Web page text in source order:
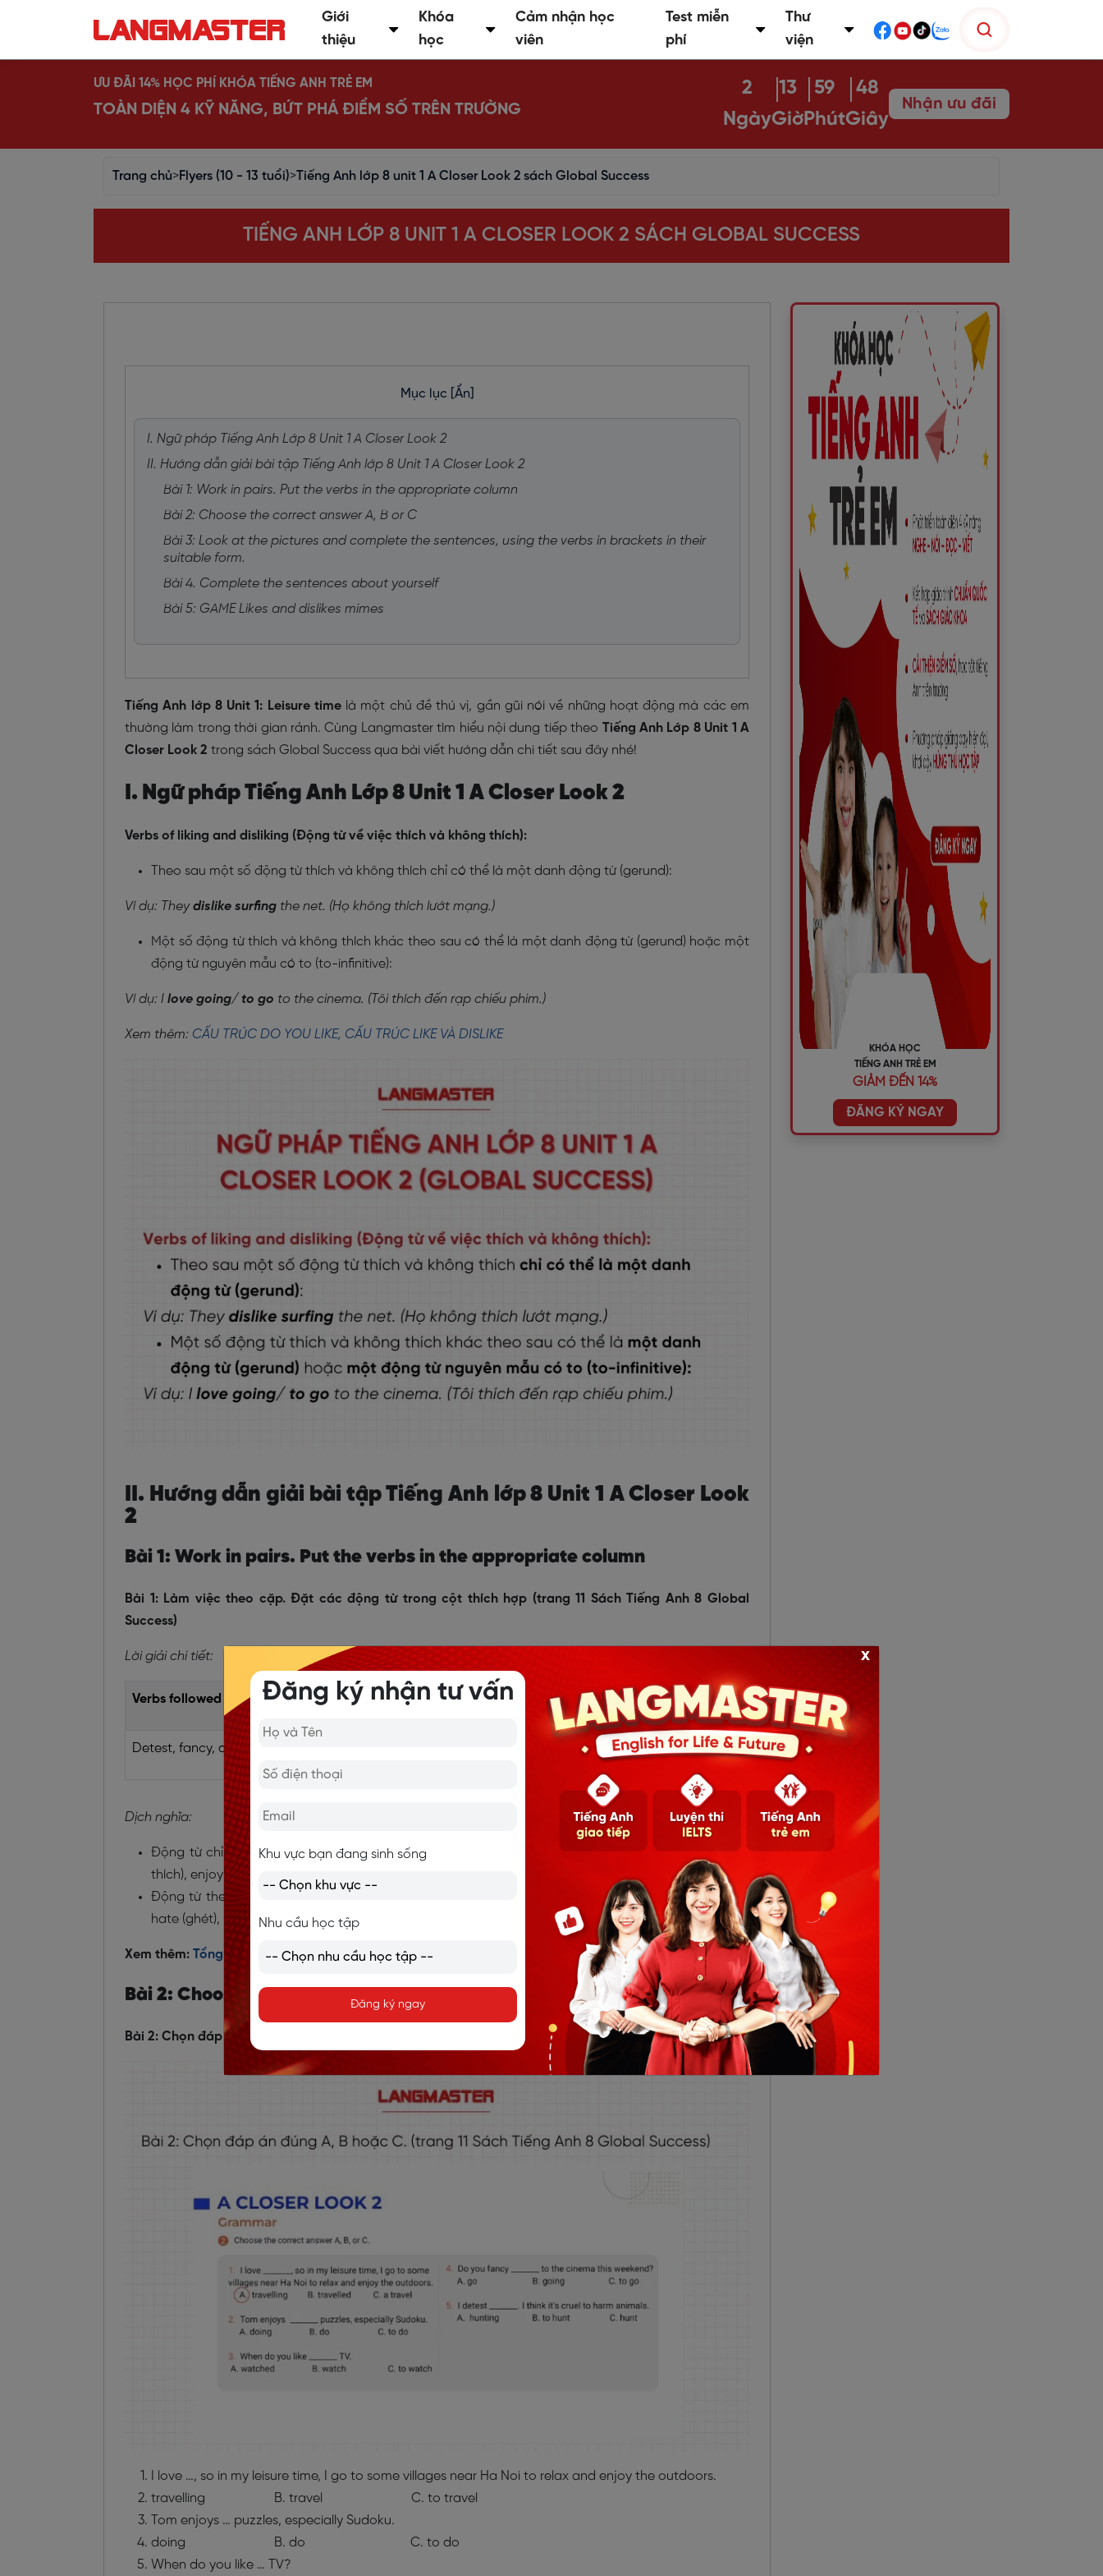
Giới
thiệu
Khóa
học
Cảm nhận học
viên
Test miễn
phí
Thư
viện
ƯU ĐÃI 14% HỌC PHÍ KHÓA TIẾNG ANH TRẺ EM
TOÀN DIỆN 4 KỸ NĂNG, BỨT PHÁ ĐIỂM SỐ TRÊN TRƯỜNG
2
Ngày
13
Giờ
59
Phút
47
Giây
Nhận ưu đãi
Trang chủ>Flyers (10 - 13 tuổi)>Tiếng Anh lớp 8 unit 1 A Closer Look 2 sách Global Success
TIẾNG ANH LỚP 8 UNIT 1 A CLOSER LOOK 2 SÁCH GLOBAL SUCCESS
Mục lục [Ẩn]
I. Ngữ pháp Tiếng Anh Lớp 8 Unit 1 A Closer Look 2
II. Hướng dẫn giải bài tập Tiếng Anh lớp 8 Unit 1 A Closer Look 2
Bài 1: Work in pairs. Put the verbs in the appropriate column
Bài 2: Choose the correct answer A, B or C
Bài 3: Look at the pictures and complete the sentences, using the verbs in brackets in their
suitable form.
Bài 4. Complete the sentences about yourself
Bài 5: GAME Likes and dislikes mimes
Tiếng Anh lớp 8 Unit 1: Leisure time là một chủ đề thú vị, gần gũi nói về những hoạt động mà các em
thường làm trong thời gian rảnh. Cùng Langmaster tìm hiểu nội dung tiếp theo Tiếng Anh Lớp 8 Unit 1 A
Closer Look 2 trong sách Global Success qua bài viết hướng dẫn chi tiết sau đây nhé!
I. Ngữ pháp Tiếng Anh Lớp 8 Unit 1 A Closer Look 2
Verbs of liking and disliking (Động từ về việc thích và không thích):
Theo sau một số động từ thích và không thích chỉ có thể là một danh động từ (gerund):
Ví dụ: Theydislike surfing the net. (Họ không thích lướt mạng.)
Một số động từ thích và không thích khác theo sau có thể là một danh động từ (gerund) hoặc một
động từ nguyên mẫu có to (to-infinitive):
Ví dụ: I love going/ to go to the cinema. (Tôi thích đến rạp chiếu phim.)
Xem thêm: CẤU TRÚC DO YOU LIKE, CẤU TRÚC LIKE VÀ DISLIKE
II. Hướng dẫn giải bài tập Tiếng Anh lớp 8 Unit 1 A Closer Look
2
Bài 1: Work in pairs. Put the verbs in the appropriate column
Bài 1: Làm việc theo cặp. Đặt các động từ trong cột thích hợp (trang 11 Sách Tiếng Anh 8 Global
Success)
Lời giải chi tiết:
Verbs followed by gerunds only Verbs followed by both gerunds and to-infinitives
Detest, fancy, dislike, enjoy
Dịch nghĩa:
Động từ chỉ được theo bởi danh động từ: detest (ghét bỏ), fancy (yêu thích, si mê), dislike (không
thích), enjoy (thích thú, tận hưởng).
Động từ theo sau bởi cả danh động từ và động từ nguyên thể có “to”: love (yêu mến), like (thích),
hate (ghét), prefer (thích hơn).
Xem thêm: Tổng hợp ngữ pháp tiếng Anh
Bài 2: Choose the correct answer A, B or C
Bài 2: Chọn đáp án đúng A, B hoặc C. (trang 11 Sách Tiếng Anh 8 Global Success)
I love …, so in my leisure time, I go to some villages near Ha Noi to relax and enjoy the outdoors.
travelling B. travel C. to travel
Tom enjoys … puzzles, especially Sudoku.
doing B. do C. to do
When do you like … TV?
KHÓA HỌC
TIẾNG ANH TRẺ EM
GIẢM ĐẾN 14%
ĐĂNG KÝ NGAY
Đăng ký nhận tư vấn
Khu vực bạn đang sinh sống
Nhu cầu học tập
Đăng ký ngay
x